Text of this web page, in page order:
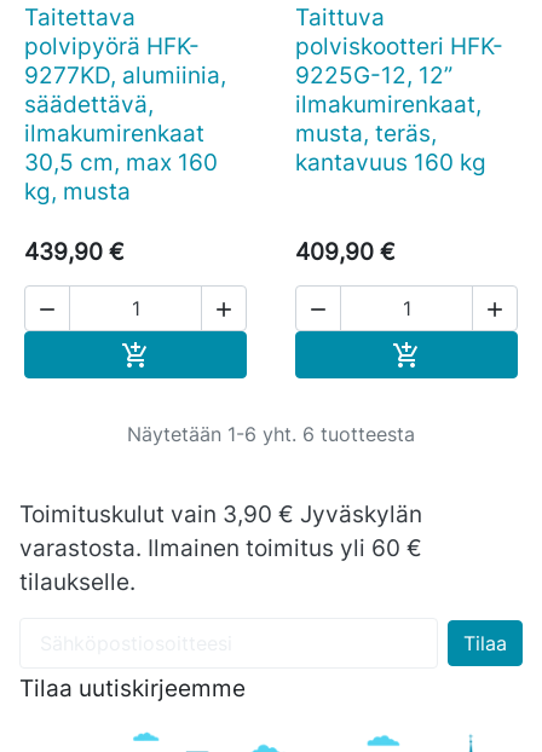
Taitettava
polvipyörä HFK-
9277KD, alumiinia,
säädettävä,
ilmakumirenkaat
30,5 cm, max 160
kg, musta
439,90 €
 

Taittuva
polviskootteri HFK-
9225G-12, 12”
ilmakumirenkaat,
musta, teräs,
kantavuus 160 kg
409,90 €
 

Näytetään 1-6 yht. 6 tuotteesta
Toimituskulut vain 3,90 € Jyväskylän
varastosta. Ilmainen toimitus yli 60 €
tilaukselle.
Tilaa uutiskirjeemme